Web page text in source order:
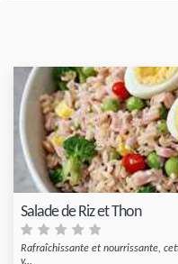
Salade de Riz et Thon
Rafraîchissante et nourrissante,
v...